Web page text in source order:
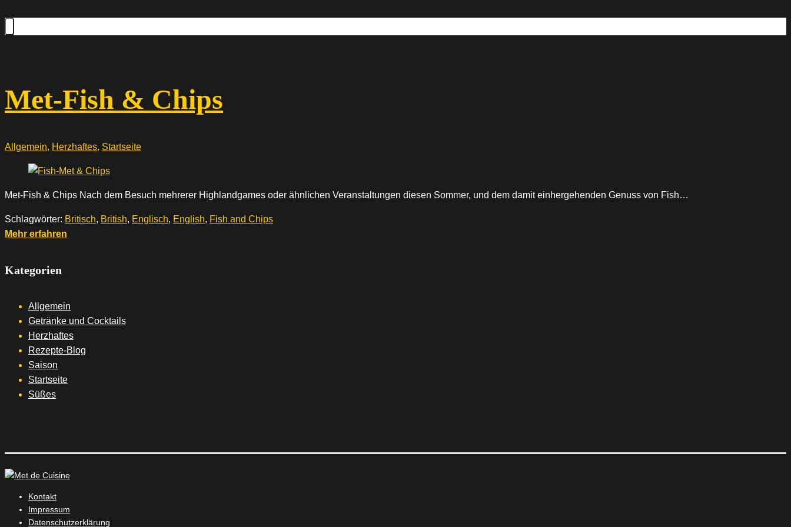
Met-Fish & Chips
Allgemein, Herzhaftes, Startseite
Met-Fish & Chips Nach dem Besuch mehrerer Highlandgames oder ähnlichen Veranstaltungen diesen Sommer, und dem damit einhergehenden Genuss von Fish…
Schlagwörter: Britisch, British, Englisch, English, Fish and Chips
Mehr erfahren
Kategorien
Allgemein
Getränke und Cocktails
Herzhaftes
Rezepte-Blog
Saison
Startseite
Süßes
Kontakt
Impressum
Datenschutzerklärung